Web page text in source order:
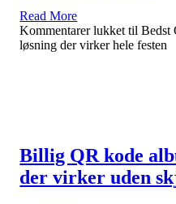
Read More
Kommentarer lukket til Bedst
løsning der virker hele festen
Billig QR kode
der virker uden